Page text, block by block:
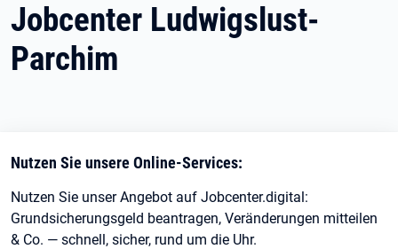
Jobcenter Ludwigslust-
Parchim
Nutzen Sie unsere Online-Services:
Nutzen Sie unser Angebot auf Jobcenter.digital:
Grundsicherungsgeld beantragen, Veränderungen mitteilen
& Co. — schnell, sicher, rund um die Uhr.